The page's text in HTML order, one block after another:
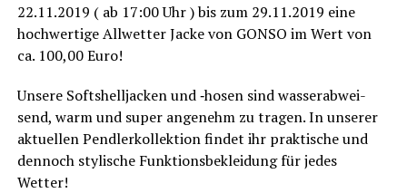
22.11.2019 ( ab 17:00 Uhr ) bis zum 29.11.2019 eine
hoch­wer­ti­ge All­wet­ter Jacke von GONSO im Wert von
ca. 100,00 Euro!
Unse­re Soft­s­hell­ja­cken und ‑hosen sind was­ser­ab­wei­
send, warm und super ange­nehm zu tra­gen. In unse­rer
aktu­el­len Pend­ler­kol­lek­ti­on fin­det ihr prak­ti­sche und
den­noch sty­li­sche Funk­ti­ons­be­klei­dung für jedes
Wetter!